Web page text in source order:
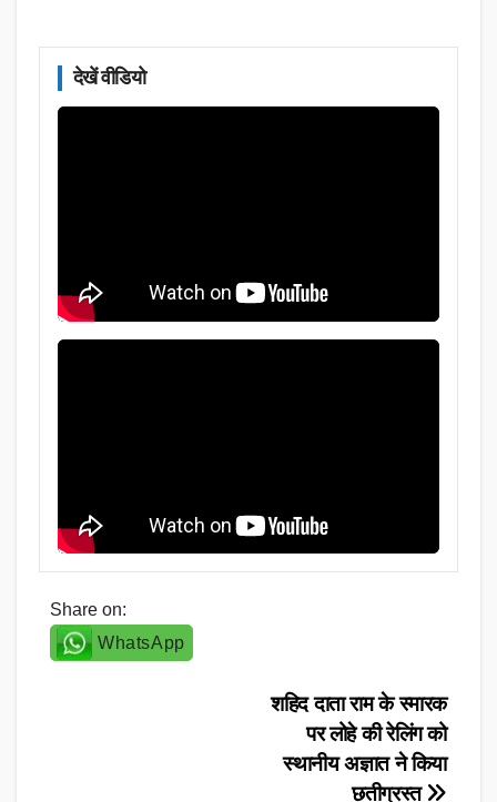
देखें वीडियो
Share on:
WhatsApp
शहिद दाता राम के स्मारक
पर लोहे की रेलिंग को
स्थानीय अज्ञात ने किया
छतीग्रस्त